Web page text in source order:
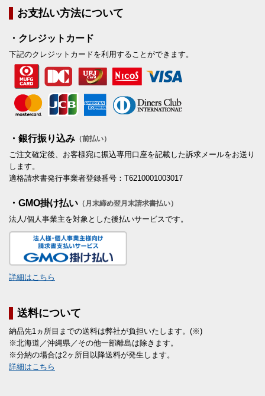
お支払い方法について
・クレジットカード
下記のクレジットカードを利用することができます。
・銀行振り込み （前払い）
ご注文確定後、お客様宛に振込専用口座を記載した訴求メールをお送り
します。
適格請求書発行事業者登録番号：T6210001003017
・GMO掛け払い （月末締め翌月末請求書払い）
法人/個人事業主を対象とした後払いサービスです。
詳細はこちら
送料について
納品先1ヵ所目までの送料は弊社が負担いたします。(※)
※北海道／沖縄県／その他一部離島は除きます。
※分納の場合は2ヶ所目以降送料が発生します。
詳細はこちら